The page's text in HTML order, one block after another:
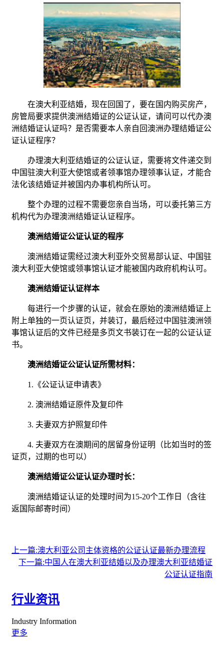
在澳大利亚结婚，现在回国了，要在国内购买房产，
房管局要求提供澳洲结婚证的公证认证，请问可以代办澳
洲结婚证认证吗？是否需要本人亲自回澳洲办理结婚证公
证认证程序？
办理澳大利亚结婚证的公证认证，需要将文件递交到
中国驻澳大利亚大使馆或者领事馆办理领事认证，才能合
法化该结婚证并被国内办事机构所认可。
整个办理的过程不需要您亲自当场，可以委托第三方
机构代为办理澳洲结婚证认证程序。
澳洲结婚证公证认证的程序
澳洲结婚证需经过澳大利亚外交贸易部认证、中国驻
澳大利亚大使馆或领事馆认证才能被国内政府机构认可。
澳洲结婚证认证样本
每进行一个步骤的认证，就会在原始的澳洲结婚证上
附上单独的一页认证页，并装订，最后经过中国驻澳洲领
事馆认证后的文件已经是多页文书装订在一起的公证认证
书。
澳洲结婚证公证认证所需材料：
1.《公证认证申请表》
2. 澳洲结婚证原件及复印件
3. 夫妻双方护照复印件
4. 夫妻双方在澳期间的居留身份证明（比如当时的签
证页，过期的也可以）
澳洲结婚证公证认证办理时长：
澳洲结婚证认证的处理时间为15-20个工作日（含往
返国际邮寄时间）
上一篇:澳大利亚公司主体资格的公证认证最新办理流程
下一篇:中国人在澳大利亚结婚以及办理澳大利亚结婚证
公证认证指南
行业资讯
Industry Information
更多